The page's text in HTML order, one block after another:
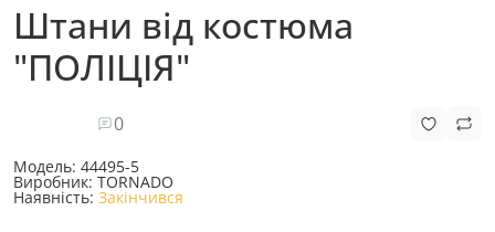
Штани від костюма
"ПОЛІЦІЯ"
0
Модель: 44495-5
Виробник: TORNADO
Наявність: Закінчився